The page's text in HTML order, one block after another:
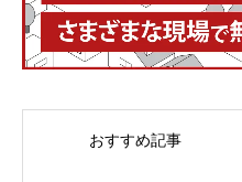
おすすめ記事